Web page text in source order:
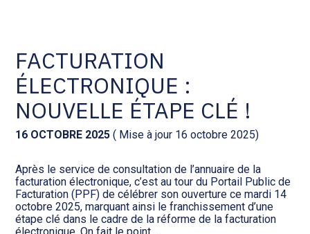
Social et ressources humaines
Assistance juridique
Audit légal
Tenue de votre comptabilité :
ACD
Facturation et pilotage :
Facturation et pilotage : MEG
Analyse et tableau de bord :
FACTURATION
ÉLECTRONIQUE :
NOUVELLE ÉTAPE CLÉ !
16 OCTOBRE 2025 ( Mise à jour 16 octobre 2025)
Après le service de consultation de l’annuaire de la
facturation électronique, c’est au tour du Portail Public de
Facturation (PPF) de célébrer son ouverture ce mardi 14
octobre 2025, marquant ainsi le franchissement d’une
étape clé dans le cadre de la réforme de la facturation